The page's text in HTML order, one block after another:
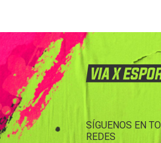
SÍGUENOS EN
REDES